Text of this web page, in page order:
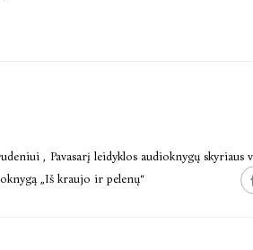
, Pavasarį leidyklos audioknygų skyriaus
„Iš kraujo ir pelenų“